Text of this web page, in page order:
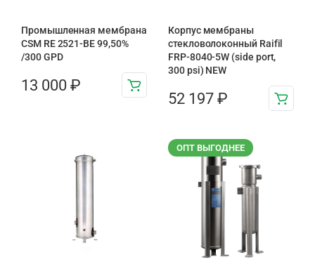
Промышленная мембрана
CSM RE 2521-BE 99,50%
/300 GPD
13 000 ₽
Корпус мембраны
стекловолоконный Raifil
FRP-8040-5W (side port,
300 psi) NEW
52 197 ₽
ОПТ ВЫГОДНЕЕ